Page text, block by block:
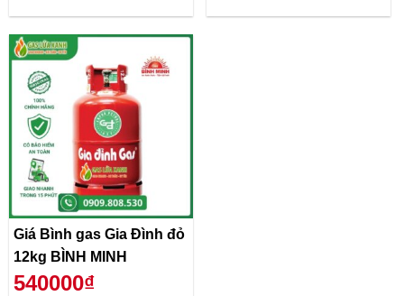
Giá Bình gas Gia Đình đỏ
12kg BÌNH MINH
540000₫